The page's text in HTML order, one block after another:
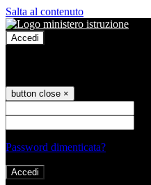
Salta al contenuto
Accedi
button close ×
Password dimenticata?